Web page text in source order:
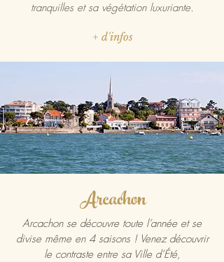
tranquilles et sa végétation luxuriante.
+ d'infos
Arcachon
Arcachon se découvre toute l’année et se
divise même en 4 saisons ! Venez découvrir
le contraste entre sa Ville d’Été,